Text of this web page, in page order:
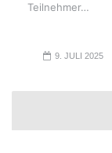
Teilnehmer…
9. JULI 2025